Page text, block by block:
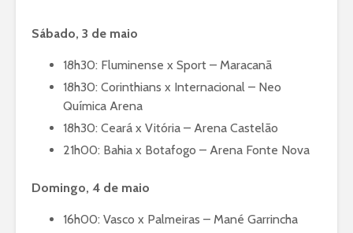
Sábado, 3 de maio
18h30: Fluminense x Sport – Maracanã
18h30: Corinthians x Internacional – Neo
Química Arena
18h30: Ceará x Vitória – Arena Castelão
21h00: Bahia x Botafogo – Arena Fonte Nova
Domingo, 4 de maio
16h00: Vasco x Palmeiras – Mané Garrincha